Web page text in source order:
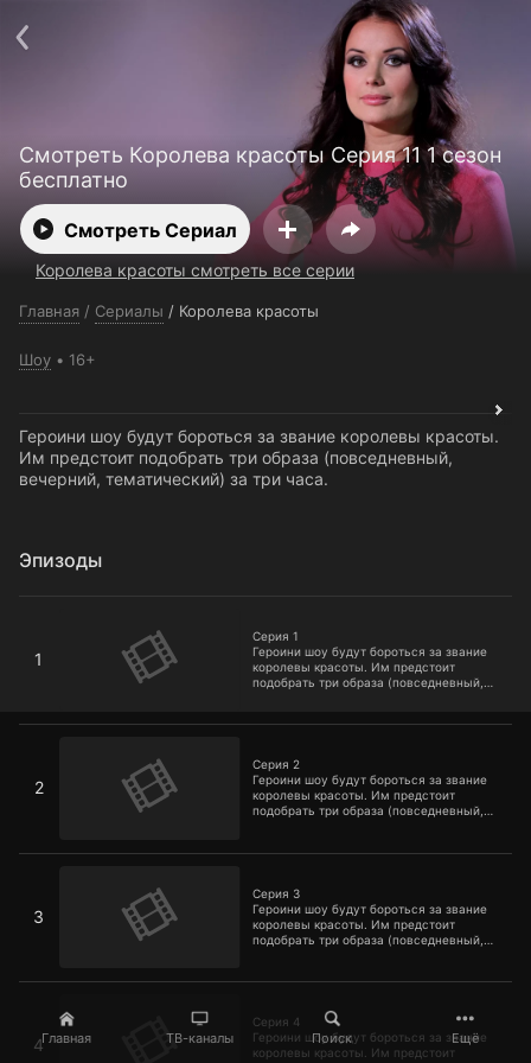
Главная ТВ-каналы Поиск Ещё
Смотреть Королева красоты Серия 11 1 сезон
бесплатно
Смотреть Сериал
Королева красоты смотреть все серии
Главная / Сериалы / Королева красоты
Шоу 16+
Героини шоу будут бороться за звание королевы красоты.
Им предстоит подобрать три образа (повседневный,
вечерний, тематический) за три часа.
Эпизоды
1
Серия 1
Героини шоу будут бороться за звание
королевы красоты. Им предстоит
подобрать три образа (повседневный,
2
Серия 2
Героини шоу будут бороться за звание
королевы красоты. Им предстоит
подобрать три образа (повседневный,
3
Серия 3
Героини шоу будут бороться за звание
королевы красоты. Им предстоит
подобрать три образа (повседневный,
4
Серия 4
Героини шоу будут бороться за звание
королевы красоты. Им предстоит
Пользовательское соглашение
Для партнёров
Ввести промокод
Установить на ТВ
Бесплатные каналы Контакты